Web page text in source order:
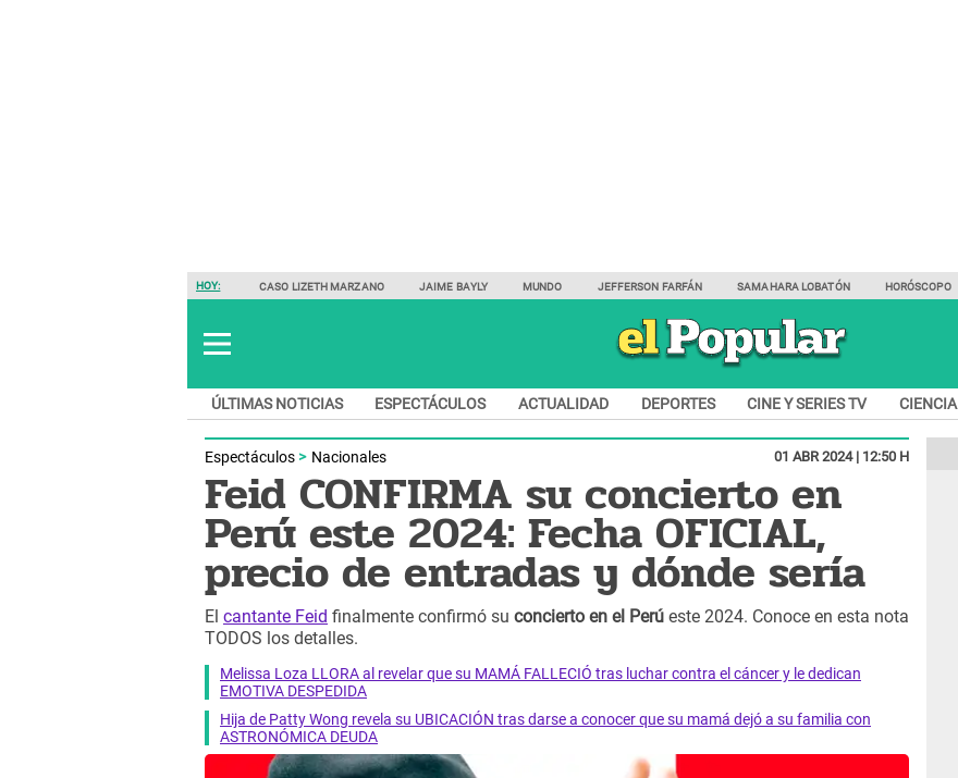
HOY: CASO LIZETH MARZANO JAIME BAYLY MUNDO JEFFERSON FARFÁN SAMAHARA LOBATÓN HORÓSCOPO
ÚLTIMAS NOTICIAS ESPECTÁCULOS ACTUALIDAD DEPORTES CINE Y SERIES TV CIENCIA
Espectáculos Nacionales 01 ABR 2024 | 12:50 H
Feid CONFIRMA su concierto en
Perú este 2024: Fecha OFICIAL,
precio de entradas y dónde sería
El cantante Feid finalmente confirmó su concierto en el Perú este 2024. Conoce en esta nota
TODOS los detalles.
Melissa Loza LLORA al revelar que su MAMÁ FALLECIÓ tras luchar contra el cáncer y le dedican
EMOTIVA DESPEDIDA
Hija de Patty Wong revela su UBICACIÓN tras darse a conocer que su mamá dejó a su familia con
ASTRONÓMICA DEUDA